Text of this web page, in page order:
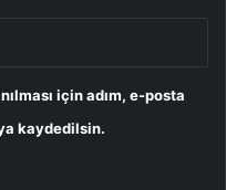
için adım, e-posta
kaydedilsin.